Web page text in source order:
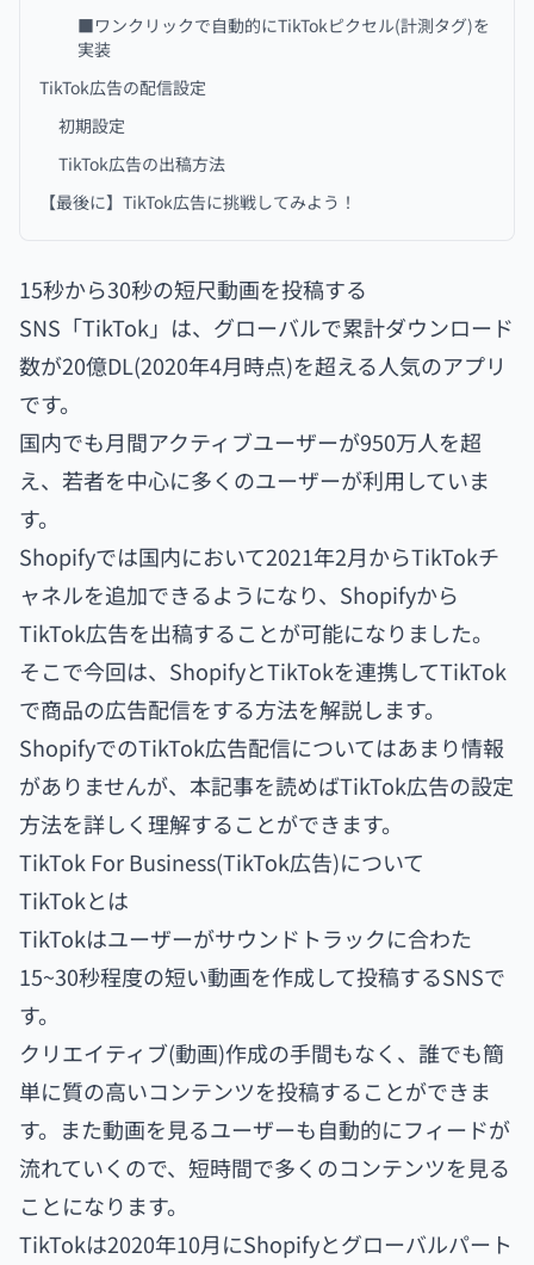
■ワンクリックで自動的にTikTokピクセル(計測タグ)を
実装
TikTok広告の配信設定
初期設定
TikTok広告の出稿方法
【最後に】TikTok広告に挑戦してみよう！
15秒から30秒の短尺動画を投稿する
SNS「TikTok」は、グローバルで累計ダウンロード
数が20億DL(2020年4月時点)を超える人気のアプリ
です。
国内でも月間アクティブユーザーが950万人を超
え、若者を中心に多くのユーザーが利用していま
す。
Shopifyでは国内において2021年2月からTikTokチ
ャネルを追加できるようになり、Shopifyから
TikTok広告を出稿することが可能になりました。
そこで今回は、ShopifyとTikTokを連携してTikTok
で商品の広告配信をする方法を解説します。
ShopifyでのTikTok広告配信についてはあまり情報
がありませんが、本記事を読めばTikTok広告の設定
方法を詳しく理解することができます。
TikTok For Business(TikTok広告)について
TikTokとは
TikTokはユーザーがサウンドトラックに合わた
15~30秒程度の短い動画を作成して投稿するSNSで
す。
クリエイティブ(動画)作成の手間もなく、誰でも簡
単に質の高いコンテンツを投稿することができま
す。また動画を見るユーザーも自動的にフィードが
流れていくので、短時間で多くのコンテンツを見る
ことになります。
TikTokは2020年10月にShopifyとグローバルパート